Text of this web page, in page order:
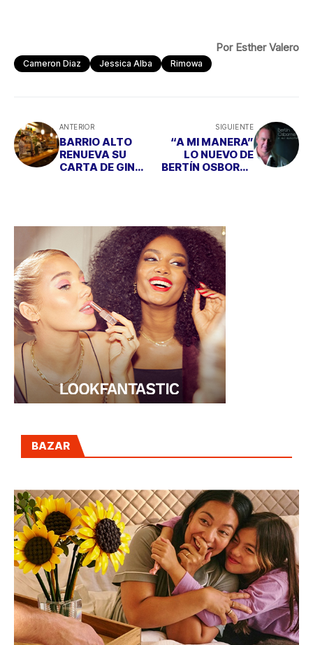
Por Esther Valero
Cameron Diaz Jessica Alba Rimowa
ANTERIOR
BARRIO ALTO
RENUEVA SU
CARTA DE GIN
SIGUIENTE
“A MI MANERA”
LO NUEVO DE
BERTÍN OSBORNE
BAZAR